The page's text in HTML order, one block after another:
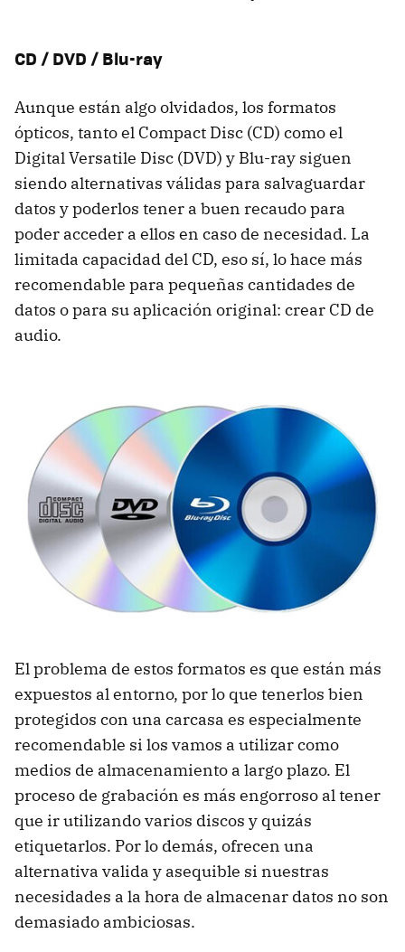
CD / DVD / Blu-ray
Aunque están algo olvidados, los formatos
ópticos, tanto el Compact Disc (CD) como el
Digital Versatile Disc (DVD) y Blu-ray siguen
siendo alternativas válidas para salvaguardar
datos y poderlos tener a buen recaudo para
poder acceder a ellos en caso de necesidad. La
limitada capacidad del CD, eso sí, lo hace más
recomendable para pequeñas cantidades de
datos o para su aplicación original: crear CD de
audio.
El problema de estos formatos es que están más
expuestos al entorno, por lo que tenerlos bien
protegidos con una carcasa es especialmente
recomendable si los vamos a utilizar como
medios de almacenamiento a largo plazo. El
proceso de grabación es más engorroso al tener
que ir utilizando varios discos y quizás
etiquetarlos. Por lo demás, ofrecen una
alternativa valida y asequible si nuestras
necesidades a la hora de almacenar datos no son
demasiado ambiciosas.